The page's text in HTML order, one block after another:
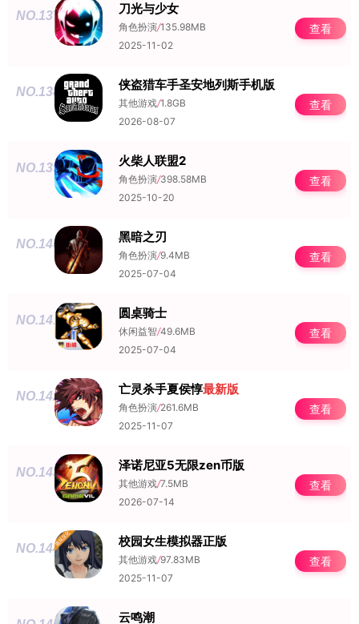
NO.137 刀光与少女
角色扮演/135.98MB
2025-11-02
查看
NO.138 侠盗猎车手圣安地列斯手机版
其他游戏/1.8GB
2026-08-07
查看
NO.139 火柴人联盟2
角色扮演/398.58MB
2025-10-20
查看
NO.140 黑暗之刃
角色扮演/9.4MB
2025-07-04
查看
NO.141 圆桌骑士
休闲益智/49.6MB
2025-07-04
查看
NO.142 亡灵杀手夏侯惇最新版
角色扮演/261.6MB
2025-11-07
查看
NO.143 泽诺尼亚5无限zen币版
其他游戏/7.5MB
2026-07-14
查看
NO.144 校园女生模拟器正版
其他游戏/97.83MB
2025-11-07
查看
云鸣潮